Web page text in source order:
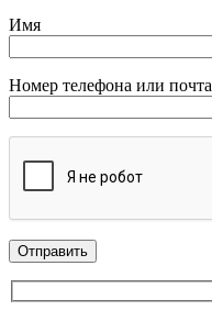
Имя
Номер телефона или почта